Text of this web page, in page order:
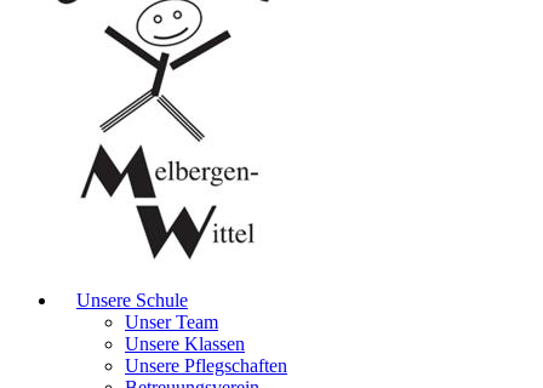
Unsere Schule
Unser Team
Unsere Klassen
Unsere Pflegschaften